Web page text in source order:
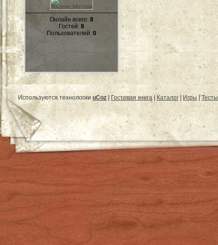
Онлайн всего: 8
Гостей: 8
Пользователей: 0
Используются технологии uCoz | Гостевая книга | Каталог | Игры |Тесты